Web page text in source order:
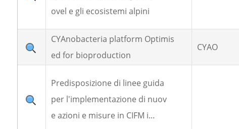
ovel e gli ecosistemi alpini
CYAnobacteria platform Optimis
ed for bioproduction
CYAO
Predisposizione di linee guida
per l'implementazione di nuov
e azioni e misure in CIFM i...